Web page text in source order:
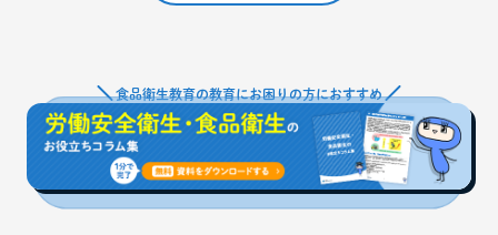
食品衛生教育の教育にお困りの方におすすめ